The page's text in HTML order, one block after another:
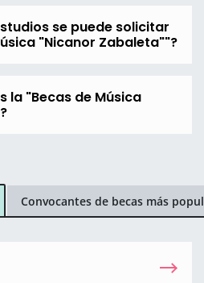
se puede solicitar
"Nicanor Zabaleta""?
la "Becas de Música
Convocantes de becas más